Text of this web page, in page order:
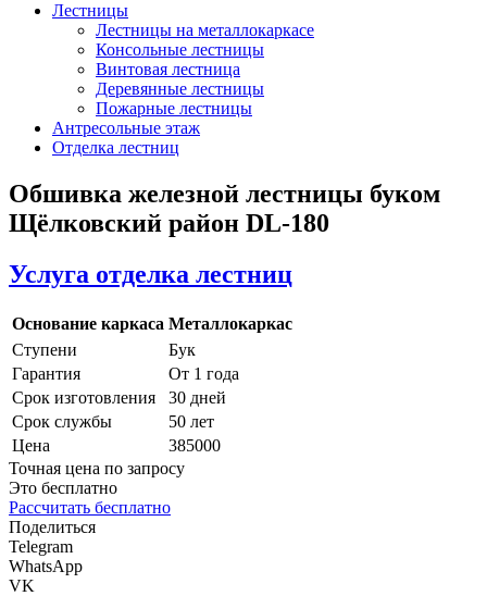
Лестницы
Лестницы на металлокаркасе
Консольные лестницы
Винтовая лестница
Деревянные лестницы
Пожарные лестницы
Антресольные этаж
Отделка лестниц
Обшивка железной лестницы буком
Щёлковский район DL-180
Услуга отделка лестниц
Основание каркаса Металлокаркас
Ступени
Бук
Гарантия
От 1 года
Срок изготовления
30 дней
Срок службы
50 лет
Цена
385000
Точная цена по запросу
Это бесплатно
Рассчитать бесплатно
Поделиться
Telegram
WhatsApp
VK